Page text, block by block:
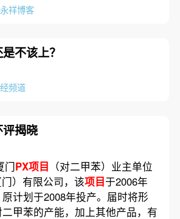
祥博客
不该上？
频道
评揭晓
门PX项目 （对二甲苯）业主单位
）有限公司，该项目于2006年
计划于2008年投产。届时将形
甲苯的产能，加上其他产品，有